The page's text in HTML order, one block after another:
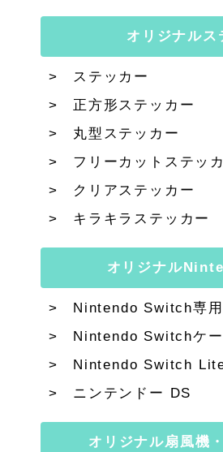
オリジナルス
ステッカー
正方形ステッカー
丸型ステッカー
フリーカットステッ
クリアステッカー
キラキラステッカー
オリジナル
Nintendo Switch専用
Nintendo Switchケー
Nintendo Switch
ニンテンドー DS
オリジナル扇風機